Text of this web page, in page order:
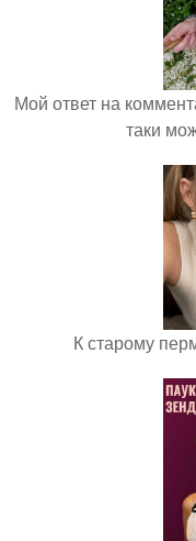
Мой ответ на
таки
К старому